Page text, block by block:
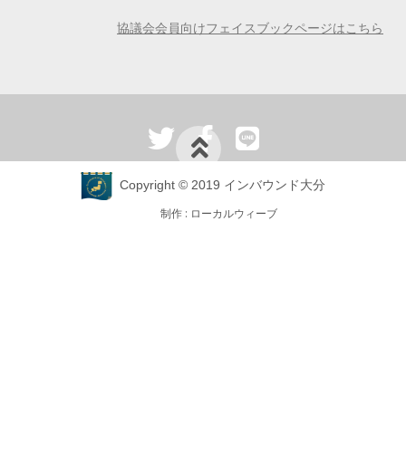
協議会会員向けフェイスブックページはこちら
Copyright © 2019 インバウンド大分
制作 : ローカルウィーブ